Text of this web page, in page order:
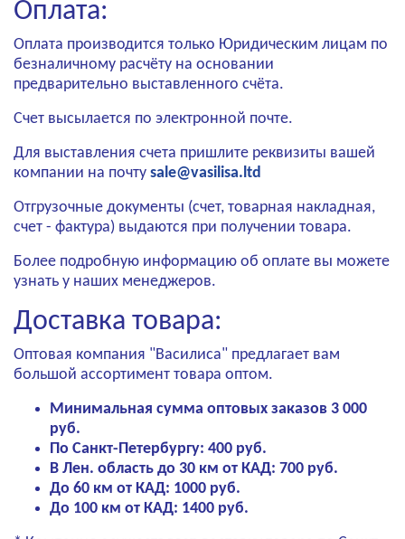
Оплата:
Оплата производится только Юридическим лицам по
безналичному расчёту на основании
предварительно выставленного счёта.
Счет высылается по электронной почте.
Для выставления счета пришлите реквизиты вашей
компании на почту sale@vasilisa.ltd
Отгрузочные документы (счет, товарная накладная,
счет - фактура) выдаются при получении товара.
Более подробную информацию об оплате вы можете
узнать у наших менеджеров.
Доставка товара:
Оптовая компания "Василиса" предлагает вам
большой ассортимент товара оптом.
Минимальная сумма оптовых заказов 3 000
руб.
По Санкт-Петербургу: 400 руб.
В Лен. область до 30 км от КАД: 700 руб.
До 60 км от КАД: 1000 руб.
До 100 км от КАД: 1400 руб.